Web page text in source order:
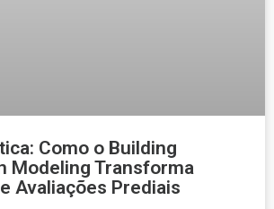
Como o Building
Modeling Transforma
Avaliações Prediais